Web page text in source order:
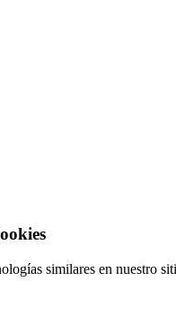
similares en nuestro